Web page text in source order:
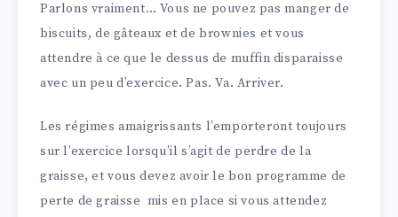
Parlons vraiment… Vous ne pouvez pas manger de
biscuits, de gâteaux et de brownies et vous
attendre à ce que le dessus de muffin disparaisse
avec un peu d’exercice. Pas. Va. Arriver.
Les régimes amaigrissants l’emporteront toujours
sur l’exercice lorsqu’il s’agit de perdre de la
graisse, et vous devez avoir le bon programme de
perte de graisse mis en place si vous attendez